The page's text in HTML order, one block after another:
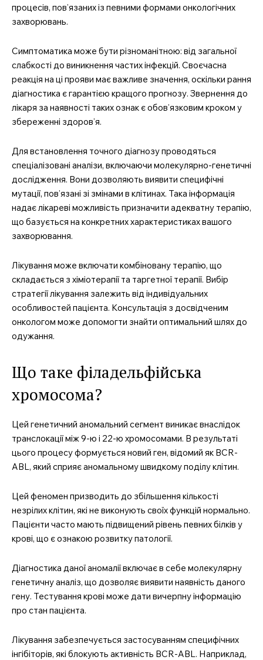
процесів, пов’язаних із певними формами онкологічних
захворювань.
Симптоматика може бути різноманітною: від загальної
слабкості до виникнення частих інфекцій. Своєчасна
реакція на ці прояви має важливе значення, оскільки рання
діагностика є гарантією кращого прогнозу. Звернення до
лікаря за наявності таких ознак є обов’язковим кроком у
збереженні здоров’я.
Для встановлення точного діагнозу проводяться
спеціалізовані аналізи, включаючи молекулярно-генетичні
дослідження. Вони дозволяють виявити специфічні
мутації, пов’язані зі змінами в клітинах. Така інформація
надає лікареві можливість призначити адекватну терапію,
що базується на конкретних характеристиках вашого
захворювання.
Лікування може включати комбіновану терапію, що
складається з хіміотерапії та таргетної терапії. Вибір
стратегії лікування залежить від індивідуальних
особливостей пацієнта. Консультація з досвідченим
онкологом може допомогти знайти оптимальний шлях до
одужання.
Що таке філадельфійська
хромосома?
Цей генетичний аномальний сегмент виникає внаслідок
транслокації між 9-ю і 22-ю хромосомами. В результаті
цього процесу формується новий ген, відомий як BCR-
ABL, який сприяє аномальному швидкому поділу клітин.
Цей феномен призводить до збільшення кількості
незрілих клітин, які не виконують своїх функцій нормально.
Пацієнти часто мають підвищений рівень певних білків у
крові, що є ознакою розвитку патології.
Діагностика даної аномалії включає в себе молекулярну
генетичну аналіз, що дозволяє виявити наявність даного
гену. Тестування крові може дати вичерпну інформацію
про стан пацієнта.
Лікування забезпечується застосуванням специфічних
інгібіторів, які блокують активність BCR-ABL. Наприклад,